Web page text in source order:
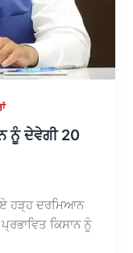
ਨੂੰ ਦੇਵੇਗੀ 20
ਹੜ੍ਹ ਦਰਮਿਆਨ
ਕਿਸਾਨ ਨੂੰ